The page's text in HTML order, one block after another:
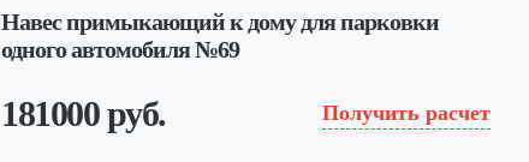
Навес примыкающий к дому для парковки
одного автомобиля №69
181000 руб. Получить расчет